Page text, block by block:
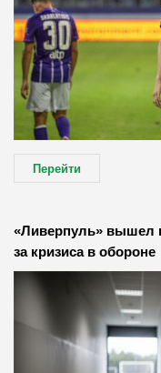
Перейти
«Ливерпуль» вышел
за кризиса в обороне